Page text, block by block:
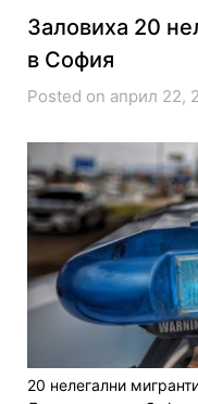
Заловиха 20
в София
Posted on април 22,
20 нелегални